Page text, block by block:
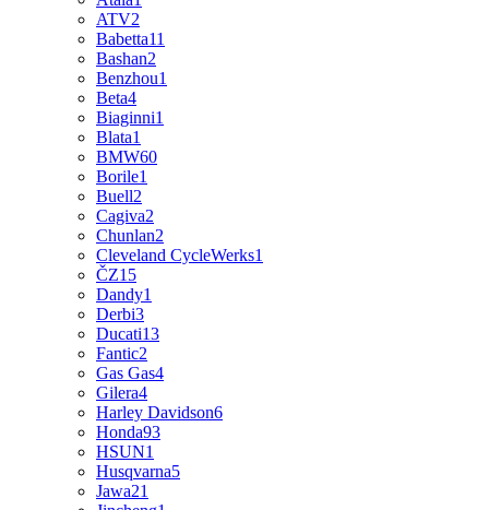
ATV2
Babetta11
Bashan2
Benzhou1
Beta4
Biaginni1
Blata1
BMW60
Borile1
Buell2
Cagiva2
Chunlan2
Cleveland CycleWerks1
ČZ15
Dandy1
Derbi3
Ducati13
Fantic2
Gas Gas4
Gilera4
Harley Davidson6
Honda93
HSUN1
Husqvarna5
Jawa21